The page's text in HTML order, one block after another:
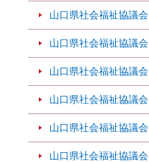
山口県社会福祉協議会
山口県社会福祉協議会
山口県社会福祉協議会
山口県社会福祉協議会
山口県社会福祉協議会
山口県社会福祉協議会